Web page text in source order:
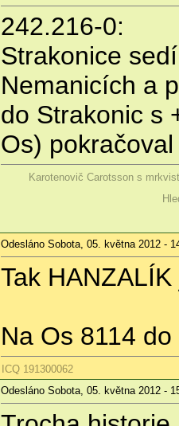
242.216-0:
Strakonice
Nemanicích a
do Strakonic s
Os)
Karotenovič Carotsson s
Odesláno Sobota, 05. května 2012 -
Tak
Na Os 8114
ICQ 191300062
Odesláno Sobota, 05. května 2012 -